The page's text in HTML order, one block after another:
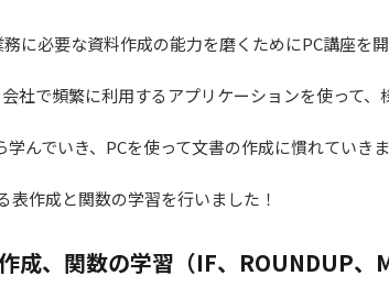
に必要な資料作成の能力を磨くためにPC講座を開
社で頻繁に利用するアプリケーションを使って、
んでいき、PCを使って文書の作成に慣れていきま
表作成と関数の学習を行いました！
成、関数の学習（IF、ROUNDUP、